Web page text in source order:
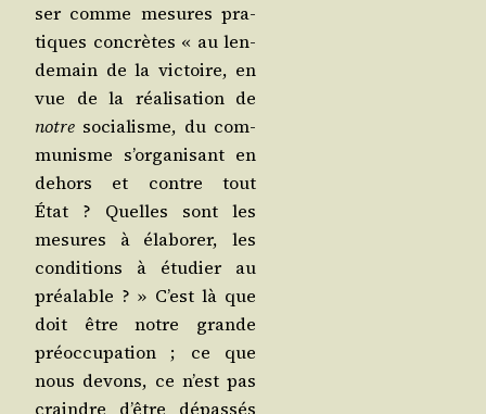
ser comme mesures pra­
tiques concrètes « au len­
de­main de la vic­toire, en
vue de la réa­li­sa­tion de
notre socia­lisme, du com­
mu­nisme s’or­ga­ni­sant en
dehors et contre tout
État ? Quelles sont les
mesures à éla­bo­rer, les
condi­tions à étu­dier au
préa­lable ? » C’est là que
doit être notre grande
pré­oc­cu­pa­tion ; ce que
nous devons, ce n’est pas
craindre d’être dépas­sés